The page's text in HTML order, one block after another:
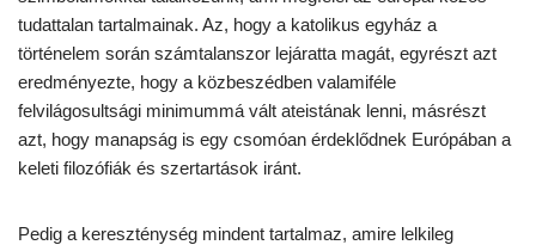
tudattalan tartalmainak. Az, hogy a katolikus egyház a
történelem során számtalanszor lejáratta magát, egyrészt azt
eredményezte, hogy a közbeszédben valamiféle
felvilágosultsági minimummá vált ateistának lenni, másrészt
azt, hogy manapság is egy csomóan érdeklődnek Európában a
keleti filozófiák és szertartások iránt.
Pedig a kereszténység mindent tartalmaz, amire lelkileg